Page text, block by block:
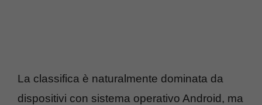
La classifica è naturalmente dominata da
dispositivi con sistema operativo Android, ma